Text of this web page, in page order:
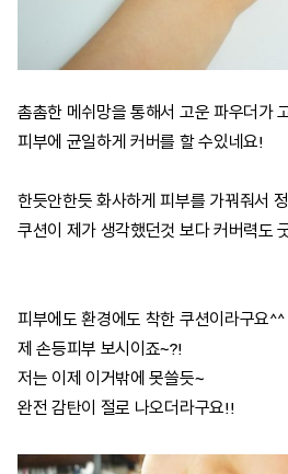
촘촘한 메쉬망을 통해서 고운 파우더가
피부에 균일하게 커버를 할 수있네요!
한듯안한듯 화사하게 피부를 가꿔줘서
쿠션이 제가 생각했던것 보다 커버력도
피부에도 환경에도 착한 쿠션이라구요^^
제 손등피부 보시이죠~?!
저는 이제 이거밖에 못쓸듯~
완전 감탄이 절로 나오더라구요!!